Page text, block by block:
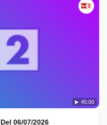
45:00
06/07/2026